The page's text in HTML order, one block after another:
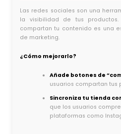
Las redes sociales son una
la visibilidad de tus
compartan tu contenido es una
de marketing.
¿Cómo mejorarlo?
Añade botones de
usuarios compartan tus
Sincroniza tu tienda
que los usuarios
plataformas como